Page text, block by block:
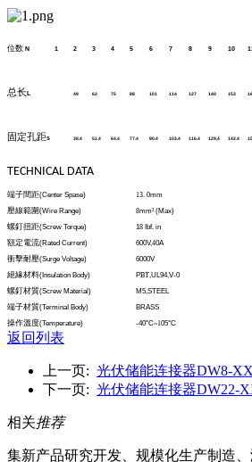
位数 N 1 2 3 4 5 6 7 8 9 10 11
总长 49 62 75 88 101 114 127 140 153
固定孔距s 38.4 51.4 64.4 77.4 90.4 103.4 116.4 129,4 142.4
TECHNICAL DATA
端子間距(Center Spase) 13. 0mm
壓線範圍(Wire Range) 8mm²(Max)
螺釘扭距(Screw Torque) 18 Ibf. in
額定電流(Rated Current) 600V,40A
衝擊耐壓(Surge Voltage) 6000V
絕緣材料(Insulation Body) PBT,UL94,V-0
螺釘材質(Screw Material) M5,STEEL
端子材質(TerminaI Body) BRASS
操作溫度(Temperature) -40°C~105°C
返回列表
上一页: 光伏储能连接器DW8-
下一页: 光伏储能连接器DW22-
相关推荐
集新产品研究开发、规模化生产制造